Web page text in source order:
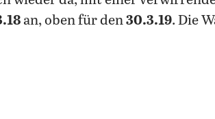
an, oben für den30.3.19. Die